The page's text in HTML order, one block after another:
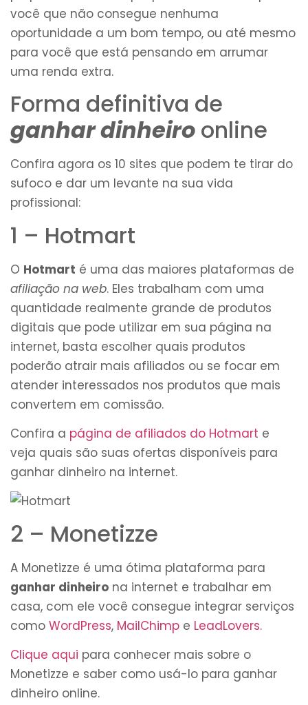
você que não consegue nenhuma
oportunidade a um bom tempo, ou até mesmo
para você que está pensando em arrumar
uma renda extra.
Forma definitiva de
ganhar dinheiro online
Confira agora os 10 sites que podem te tirar do
sufoco e dar um levante na sua vida
profissional:
1 – Hotmart
O Hotmart é uma das maiores plataformas de
afiliação na web. Eles trabalham com uma
quantidade realmente grande de produtos
digitais que pode utilizar em sua página na
internet, basta escolher quais produtos
poderão atrair mais afiliados ou se focar em
atender interessados nos produtos que mais
convertem em comissão.
Confira a página de afiliados do Hotmart e
veja quais são suas ofertas disponíveis para
ganhar dinheiro na internet.
2 – Monetizze
A Monetizze é uma ótima plataforma para
ganhar dinheiro na internet e trabalhar em
casa, com ele você consegue integrar serviços
como WordPress, MailChimp e LeadLovers.
Clique aqui para conhecer mais sobre o
Monetizze e saber como usá-lo para ganhar
dinheiro online.